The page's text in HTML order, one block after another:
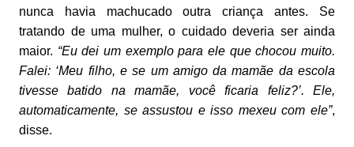
nunca havia machucado outra criança antes. Se
tratando de uma mulher, o cuidado deveria ser ainda
maior. “Eu dei um exemplo para ele que chocou muito.
Falei: ‘Meu filho, e se um amigo da mamãe da escola
tivesse batido na mamãe, você ficaria feliz?’. Ele,
automaticamente, se assustou e isso mexeu com ele”,
disse.